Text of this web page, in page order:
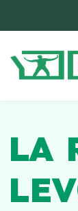
LA